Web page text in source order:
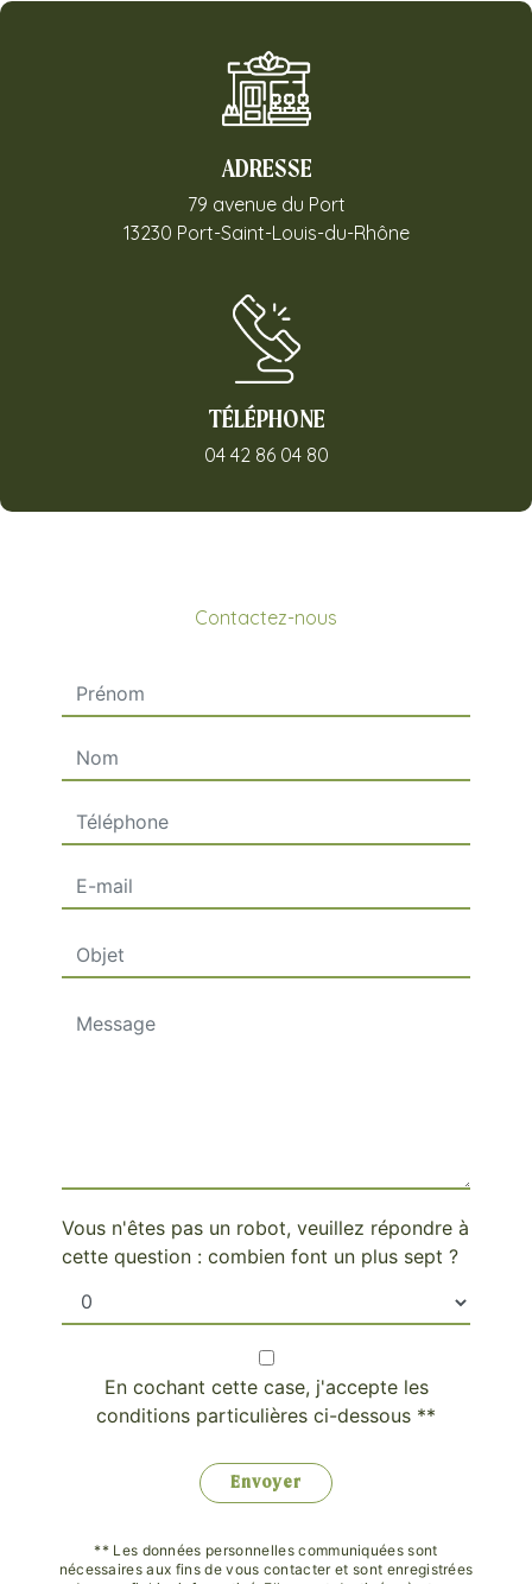
ADRESSE
79 avenue du Port
13230 Port-Saint-Louis-du-Rhône
TÉLÉPHONE
04 42 86 04 80
Contactez-nous
Vous n'êtes pas un robot, veuillez répondre à
cette question : combien font un plus sept ?
En cochant cette case, j'accepte les
conditions particulières ci-dessous **
Envoyer
** Les données personnelles communiquées sont
nécessaires aux fins de vous contacter et sont enregistrées